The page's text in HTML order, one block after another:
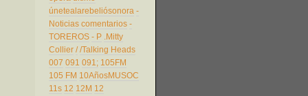
únetealarebeliósonora -
Noticias comentarios -
TOREROS - P .Mitty
Collier / /Talking Heads
007 091 091; 105FM
105 FM 10AñosMUSOC
11s 12 12M 12